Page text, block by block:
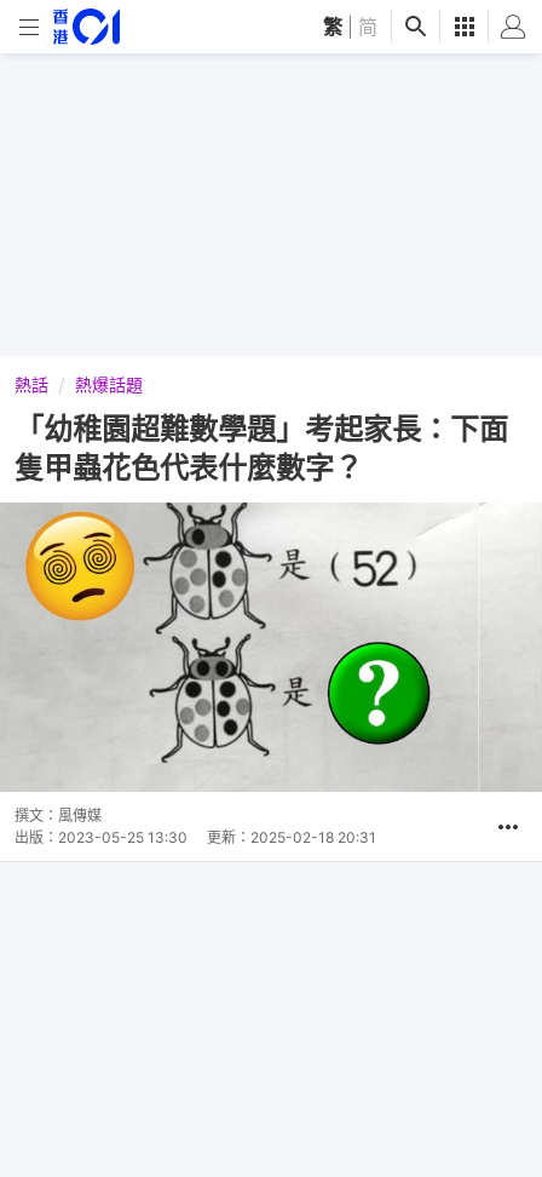
繁 简
熱話 熱爆話題
「幼稚園超難數學題」考起家長：下面
隻甲蟲花色代表什麼數字？
撰文： 風傳媒
出版： 2023-05-25 13:30 更新： 2025-02-18 20:31